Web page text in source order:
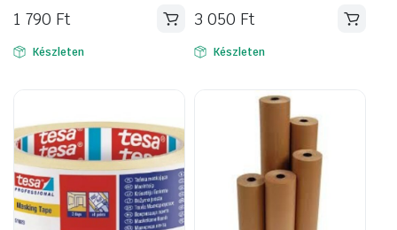
1 790 Ft
Készleten
3 050 Ft
Készleten